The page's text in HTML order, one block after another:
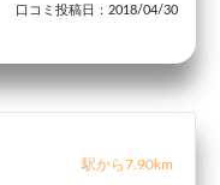
口コミ投稿日：2018/04/30
駅から7.90km